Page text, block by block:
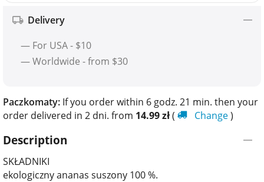
Delivery
— For USA - $10
— Worldwide - from $30
Paczkomaty: If you order within 6 godz. 21 min. then your
order delivered in 2 dni. from 14.99zł( Change)
Description
SKŁADNIKI
ekologiczny ananas suszony 100 %.